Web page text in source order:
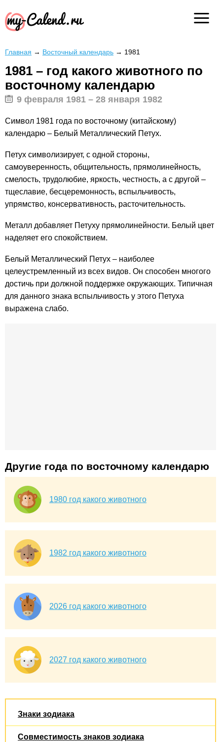
Главная → Восточный календарь → 1981
1981 – год какого животного по
восточному календарю
9 февраля 1981 – 28 января 1982
Символ 1981 года по восточному (китайскому)
календарю – Белый Металлический Петух.
Петух символизирует, с одной стороны,
самоуверенность, общительность, прямолинейность,
смелость, трудолюбие, яркость, честность, а с другой –
тщеславие, бесцеремонность, вспыльчивость,
упрямство, консервативность, расточительность.
Металл добавляет Петуху прямолинейности. Белый цвет
наделяет его спокойствием.
Белый Металлический Петух – наиболее
целеустремленный из всех видов. Он способен многого
достичь при должной поддержке окружающих. Типичная
для данного знака вспыльчивость у этого Петуха
выражена слабо.
Другие года по восточному календарю
1980 год какого животного
1982 год какого животного
2026 год какого животного
2027 год какого животного
Знаки зодиака
Совместимость знаков зодиака